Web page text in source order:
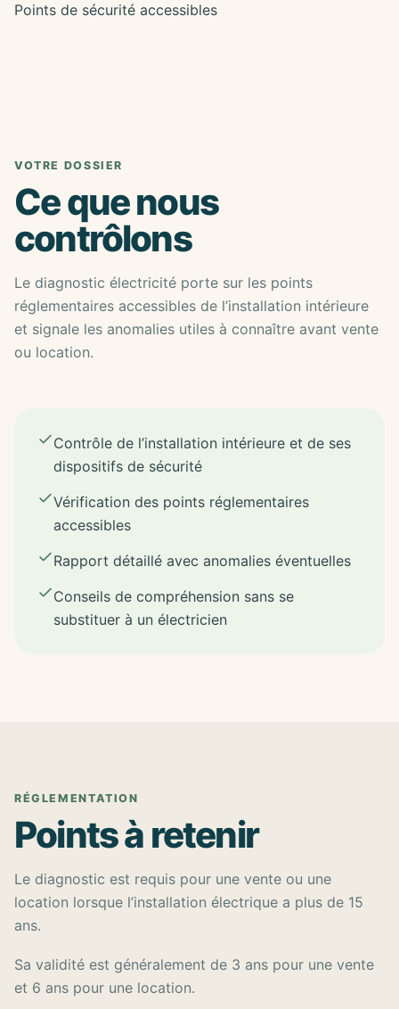
Points de sécurité accessibles
VOTRE DOSSIER
Ce que nous
contrôlons
Le diagnostic électricité porte sur les points
réglementaires accessibles de l’installation intérieure
et signale les anomalies utiles à connaître avant vente
ou location.
Contrôle de l’installation intérieure et de ses
dispositifs de sécurité
Vérification des points réglementaires
accessibles
Rapport détaillé avec anomalies éventuelles
Conseils de compréhension sans se
substituer à un électricien
RÉGLEMENTATION
Points à retenir
Le diagnostic est requis pour une vente ou une
location lorsque l’installation électrique a plus de 15
ans.
Sa validité est généralement de 3 ans pour une vente
et 6 ans pour une location.